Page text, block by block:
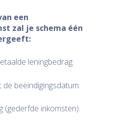
een
zal je schema één
leningbedrag.
beëindigingsdatum.
(gederfde inkomsten).